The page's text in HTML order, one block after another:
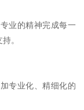
业的精神完成每一
。
专业化、精细化的